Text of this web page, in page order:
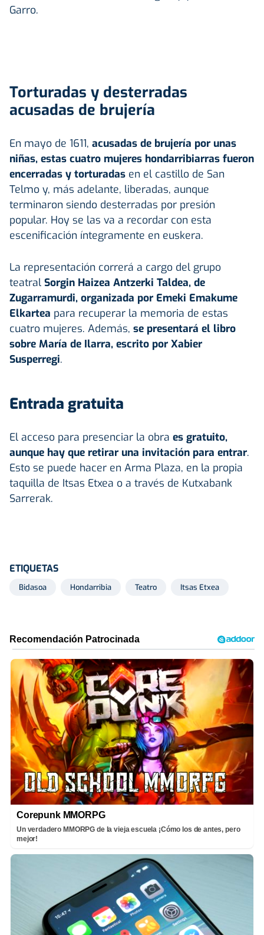
Garro.
Torturadas y desterradas
acusadas de brujería
En mayo de 1611, acusadas de brujería por unas
niñas, estas cuatro mujeres hondarribiarras fueron
encerradas y torturadas en el castillo de San
Telmo y, más adelante, liberadas, aunque
terminaron siendo desterradas por presión
popular. Hoy se las va a recordar con esta
escenificación íntegramente en euskera.
La representación correrá a cargo del grupo
teatral Sorgin Haizea Antzerki Taldea, de
Zugarramurdi, organizada por Emeki Emakume
Elkartea para recuperar la memoria de estas
cuatro mujeres. Además, se presentará el libro
sobre María de Ilarra, escrito por Xabier
Susperregi.
Entrada gratuita
El acceso para presenciar la obra es gratuito,
aunque hay que retirar una invitación para entrar.
Esto se puede hacer en Arma Plaza, en la propia
taquilla de Itsas Etxea o a través de Kutxabank
Sarrerak.
ETIQUETAS
Bidasoa Hondarribia Teatro Itsas Etxea
Corepunk MMORPG
Un verdadero MMORPG de la vieja escuela ¡Cómo los de antes, pero
mejor!